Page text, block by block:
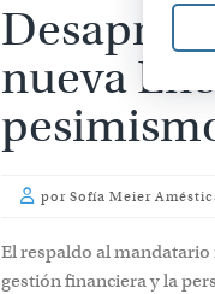
nueva
por Sofía Meier
El respaldo al
gestión financiera y la